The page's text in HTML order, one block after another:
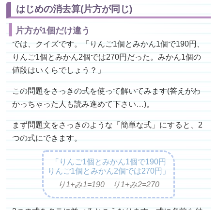
はじめの消去算(片方が同じ)
片方が1個だけ違う
では、クイズです。「りんご1個とみかん1個で190円、
りんご1個とみかん2個では270円だった。みかん1個の
値段はいくらでしょう？」
この問題をさっきの式を使って解いてみます(答えがわ
かっちゃった人も読み進めて下さい…)。
まず問題文をさっきのような「簡単な式」にすると、2
つの式にできます。
「りんご1個とみかん1個で190円
りんご1個とみかん2個では270円」
り1+み1=190 り1+み2=270